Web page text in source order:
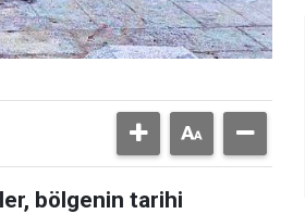
bölgenin tarihi